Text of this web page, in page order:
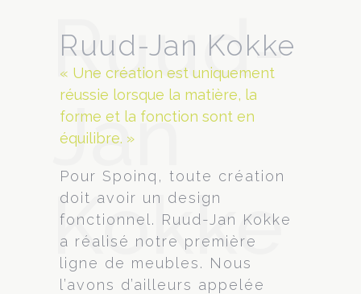
Ruud-
Jan
Kokke
Ruud-Jan Kokke
« Une création est uniquement
réussie lorsque la matière, la
forme et la fonction sont en
équilibre. »
Pour Spoinq, toute création
doit avoir un design
fonctionnel. Ruud-Jan Kokke
a réalisé notre première
ligne de meubles. Nous
l’avons d’ailleurs appelée